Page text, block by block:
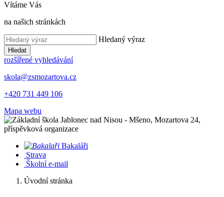
Vítáme Vás
na našich stránkách
Hledaný výraz
Hledat
rozšířené vyhledávání
skola@zsmozartova.cz
+420 731 449 106
Mapa webu
Bakaláři
Strava
Školní e-mail
Úvodní stránka